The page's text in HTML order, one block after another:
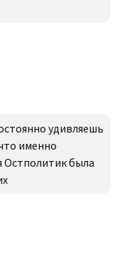
удивляешь
именно
Остполитик была